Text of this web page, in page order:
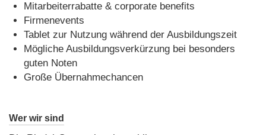
Mitarbeiterrabatte & corporate benefits
Firmenevents
Tablet zur Nutzung während der Ausbildungszeit
Mögliche Ausbildungsverkürzung bei besonders
guten Noten
Große Übernahmechancen
Wer wir sind